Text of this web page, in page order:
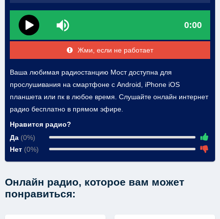
0:00
Жми, если не работает
Ваша любимая радиостанцию Мост доступна для
прослушивания на смартфоне с Android, iPhone iOS
планшета или пк в любое время. Слушайте онлайн интернет
радио бесплатно в прямом эфире.
Нравится радио?
Да (0%)
Нет (0%)
Онлайн радио, которое вам может
понравиться: